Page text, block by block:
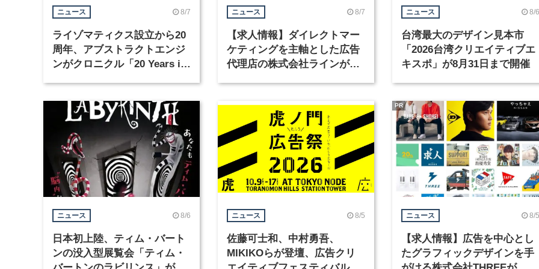
ニュース 8/7
ライゾマティクス設立から20
周年、アブストラクトエンジ
ンがクロニクル「20 Years in
ニュース 8/7
【求人情報】ダイレクトマー
ケティングを主軸とした広告
代理店の株式会社ラインが、
ニュース 8/6
台湾最大のデザイン見本市
「2026台湾クリエイティブエ
キスポ」が8月31日まで開催
ニュース 8/6
日本初上陸、ティム・バート
ンの没入型展覧会「ティム・
ニュース 8/5
佐藤可士和、中村勇吾、
MIKIKOらが登壇、広告クリ
ニュース 8/5
【求人情報】広告を中心とし
たグラフィックデザインを手
PR